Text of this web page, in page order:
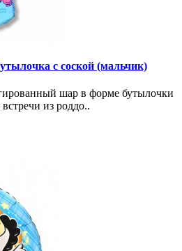
с соской (мальчик)
шар в форме бутылочки
из роддо..